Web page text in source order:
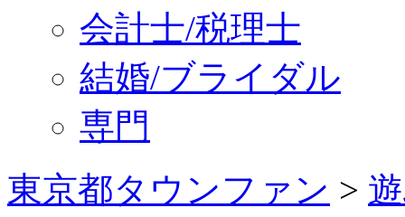
会計士/税理士
結婚/ブライダル
専門
東京都タウンファン >